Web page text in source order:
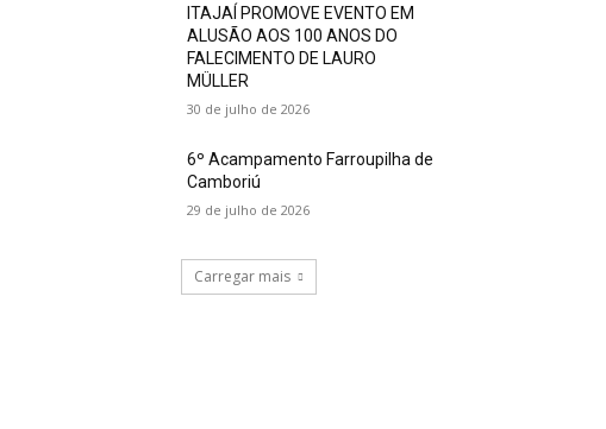
ITAJAÍ PROMOVE EVENTO EM
ALUSÃO AOS 100 ANOS DO
FALECIMENTO DE LAURO
MÜLLER
30 de julho de 2026
6º Acampamento Farroupilha de
Camboriú
29 de julho de 2026
Carregar mais